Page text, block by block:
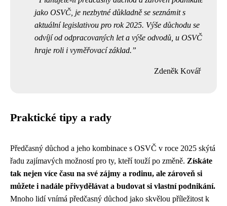
jako OSVČ, je nezbytné důkladně se seznámit s
aktuální legislativou pro rok 2025. Výše důchodu se
odvíjí od odpracovaných let a výše odvodů, u OSVČ
hraje roli i vyměřovací základ.
Zdeněk Kovář
Praktické tipy a rady
Předčasný důchod a jeho kombinace s OSVČ v roce 2025 skýtá
řadu zajímavých možností pro ty, kteří touží po změně. Získáte
tak nejen více času na své zájmy a rodinu, ale zároveň si
můžete i nadále přivydělávat a budovat si vlastní podnikání.
Mnoho lidí vnímá předčasný důchod jako skvělou příležitost k